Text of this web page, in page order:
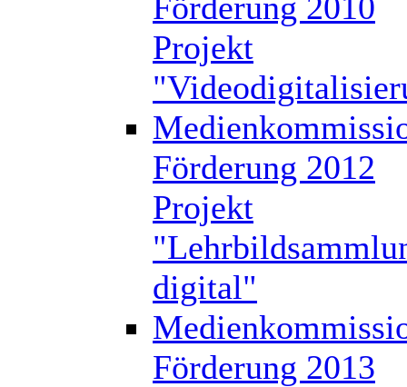
Projekt
Förderung 2012
Projekt
digital"
Förderung 2013